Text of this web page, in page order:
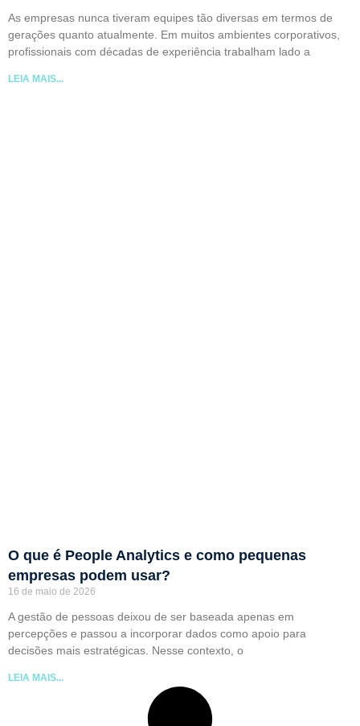
As empresas nunca tiveram equipes tão diversas em termos de
gerações quanto atualmente. Em muitos ambientes corporativos,
profissionais com décadas de experiência trabalham lado a
LEIA MAIS...
O que é People Analytics e como pequenas
empresas podem usar?
16 de maio de 2026
A gestão de pessoas deixou de ser baseada apenas em
percepções e passou a incorporar dados como apoio para
decisões mais estratégicas. Nesse contexto, o
LEIA MAIS...